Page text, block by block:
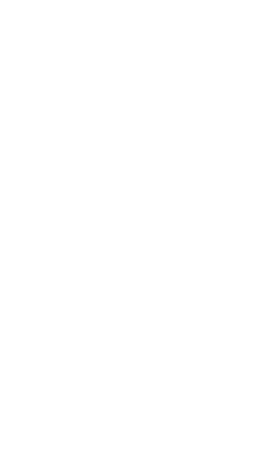
て
バッジを付与しています
安心・安全なユーザーです
引を完了させた実績があります
での取引実績があります
ます